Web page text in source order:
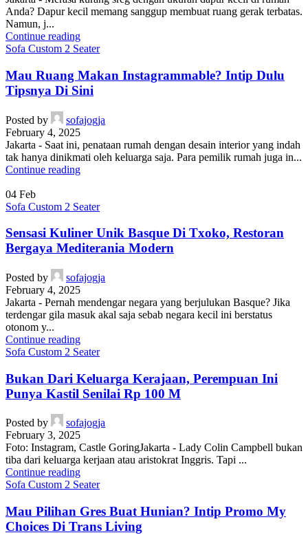
Anda? Dapur kecil memang sanggup membuat ruang gerak terbatas.
Namun, j...
Continue reading
Sofa Custom 2 Seater
Mau Ruang Makan Instagrammable? Intip Dulu
Tipsnya Di Sini
Posted by
sofajogja
February 4, 2025
Jakarta - Saat ini, penataan rumah dengan desain interior yang indah
tak hanya dinikmati oleh keluarga saja. Para pemilik rumah juga in...
Continue reading
04 Feb
Sofa Custom 2 Seater
Sensasi Kuliner Unik Basque Di Txoko, Restoran
Bergaya Mediterania Modern
Posted by
sofajogja
February 4, 2025
Jakarta - Pernah mendengar negara yang berjulukan Basque? Jika
terdengar gila masuk akal saja sebab negara kecil ini berstatus
otonom y...
Continue reading
Sofa Custom 2 Seater
Bukan Dari Keluarga Kerajaan, Perempuan Ini
Punya Kastil Senilai Rp 100 M
Posted by
sofajogja
February 3, 2025
Foto: Instagram, Castle GoringJakarta - Lady Colin Campbell bukan
tiba dari keluarga kerjaan atau aristokrat Inggris. Tapi ...
Continue reading
Sofa Custom 2 Seater
Mau Pilihan Gres Buat Hunian? Intip Promo My
Choices Di Trans Living